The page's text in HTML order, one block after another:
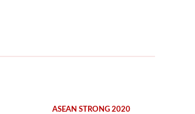
ASEAN STRONG 2020